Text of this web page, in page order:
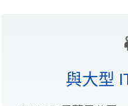
與大型